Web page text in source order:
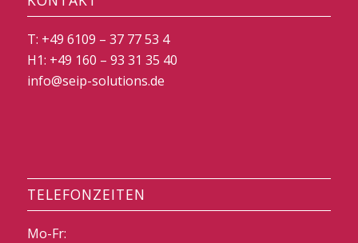
T: +49 6109 – 37 77 53 4
H1: +49 160 – 93 31 35 40
info@seip-solutions.de
TELEFONZEITEN
Mo-Fr: